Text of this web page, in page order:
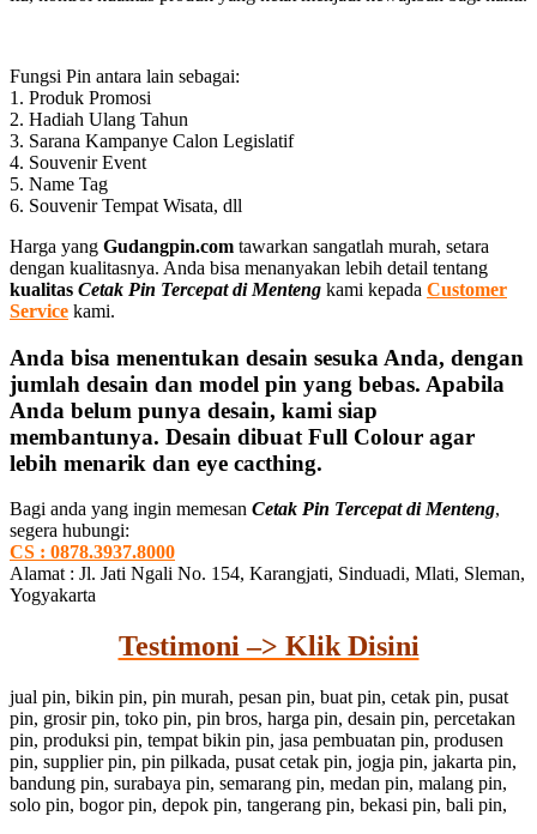
Fungsi Pin antara lain sebagai:
1. Produk Promosi
2. Hadiah Ulang Tahun
3. Sarana Kampanye Calon Legislatif
4. Souvenir Event
5. Name Tag
6. Souvenir Tempat Wisata, dll
Harga yang Gudangpin.com tawarkan sangatlah murah, setara
dengan kualitasnya. Anda bisa menanyakan lebih detail tentang
kualitas Cetak Pin Tercepat di Menteng kami kepada Customer
Service kami.
Anda bisa menentukan desain sesuka Anda, dengan
jumlah desain dan model pin yang bebas. Apabila
Anda belum punya desain, kami siap
membantunya. Desain dibuat Full Colour agar
lebih menarik dan eye cacthing.
Bagi anda yang ingin memesan Cetak Pin Tercepat di Menteng,
segera hubungi:
CS : 0878.3937.8000
Alamat : Jl. Jati Ngali No. 154, Karangjati, Sinduadi, Mlati, Sleman,
Yogyakarta
Testimoni –> Klik Disini
jual pin, bikin pin, pin murah, pesan pin, buat pin, cetak pin, pusat
pin, grosir pin, toko pin, pin bros, harga pin, desain pin, percetakan
pin, produksi pin, tempat bikin pin, jasa pembuatan pin, produsen
pin, supplier pin, pin pilkada, pusat cetak pin, jogja pin, jakarta pin,
bandung pin, surabaya pin, semarang pin, medan pin, malang pin,
solo pin, bogor pin, depok pin, tangerang pin, bekasi pin, bali pin,